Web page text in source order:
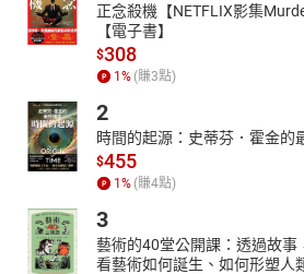
正念殺機【NETFLIX影集
【電子書】
$308
1% (賺3點)
2
時間的起源：史蒂芬．霍金的
$455
1% (賺4點)
3
藝術的40堂公開課：透過故事
看藝術如何誕生、如何形塑人